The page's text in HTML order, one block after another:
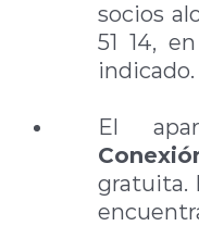
socios
51 14,
indicado.
El
gratuita.